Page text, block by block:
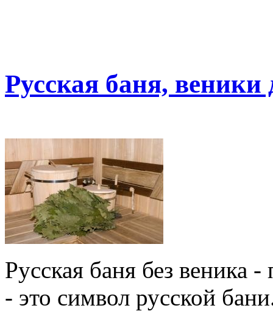
Русская баня, веники
Русская баня без веника
- это символ русской